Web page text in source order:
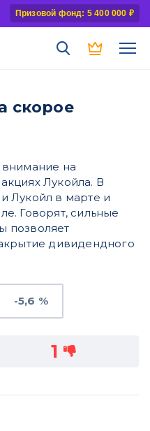
Призовой фонд: 5 400 000 ₽
скорое
на
Лукойла. В
Лукойл в марте и
Говорят, сильные
позволяет
дивидендного
-5,6 %
1